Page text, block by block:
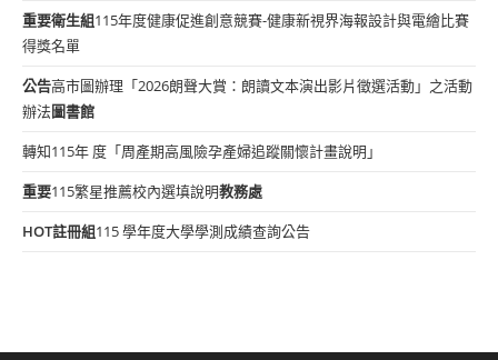
重要衛生組115年度健康促進創意競賽-健康新視界海報設計與電繪比賽
得獎名單
公告高市圖辦理「2026朗聲大賞：朗讀文本演出影片徵選活動」之活動
辦法圖書館
轉知115年 度「周產期高風險孕產婦追蹤關懷計畫說明」
重要115繁星推薦校內選填說明教務處
HOT註冊組115 學年度大學學測成績查詢公告